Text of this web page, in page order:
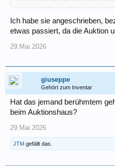
Ich habe sie angeschrieben,
etwas passiert, da die Auktion
29.Mai.2026
giuseppe
Gehört zum Inventar
Hat das jemand berühmtem
beim Auktionshaus?
29.Mai.2026
JTM gefällt das.